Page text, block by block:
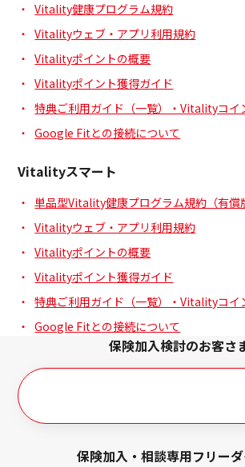
Vitality健康プログラム規約
Vitalityウェブ・アプリ利用規約
Vitalityポイントの概要
Vitalityポイント獲得ガイド
特典ご利用ガイド（一覧）・Vitalityコイ
Google Fitとの接続について
Vitalityスマート
単品型Vitality健康プログラム規約（有償
Vitalityウェブ・アプリ利用規約
Vitalityポイントの概要
Vitalityポイント獲得ガイド
特典ご利用ガイド（一覧）・Vitalityコイ
Google Fitとの接続について
保険加入検討のお客さ
保険加入・相談専用フリー